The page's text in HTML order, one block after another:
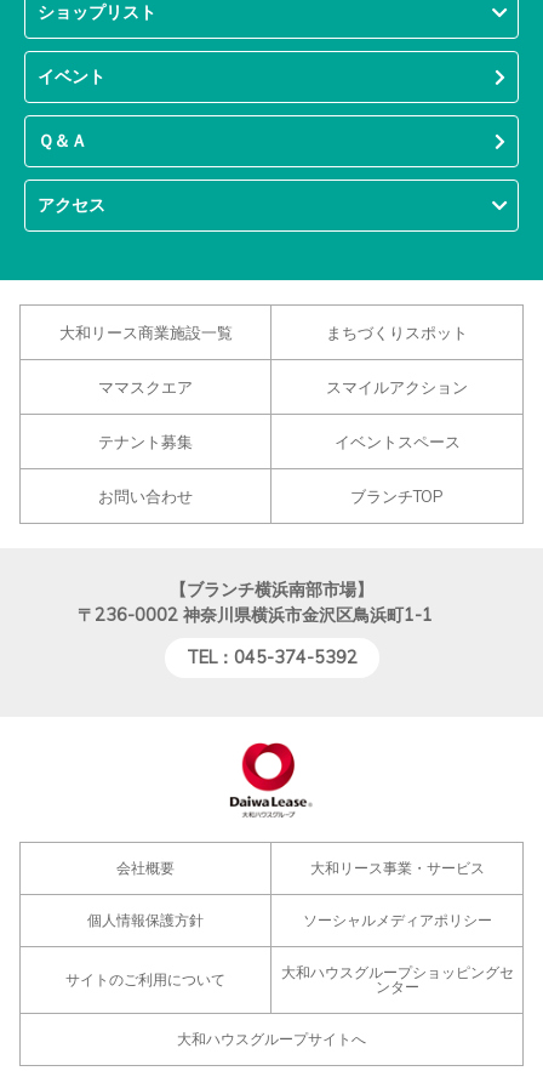
ショップリスト
イベント
Ｑ＆Ａ
アクセス
大和リース商業施設一覧 まちづくりスポット
ママスクエア スマイルアクション
テナント募集 イベントスペース
お問い合わせ ブランチTOP
【ブランチ横浜南部市場】
〒236-0002 神奈川県横浜市金沢区鳥浜町1-1
TEL：045-374-5392
会社概要 大和リース事業・サービス
個人情報保護方針 ソーシャルメディアポリシー
サイトのご利用について
大和ハウスグループショッピングセ
ンター
大和ハウスグループサイトへ